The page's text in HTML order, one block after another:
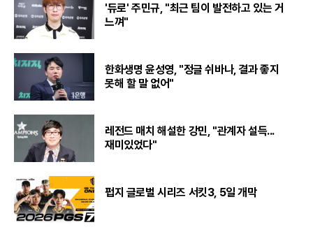
'듀로' 주민규, "최근 팀이 발전하고 있는 거
느껴"
한화생명 윤성영, "정글 쉬바나, 결과 좋지
못해 할 말 없어"
레전드 매치 해설한 강민, "관계자 설득...
재미있었다"
펍지 글로벌 시리즈 서킷3, 5일 개막